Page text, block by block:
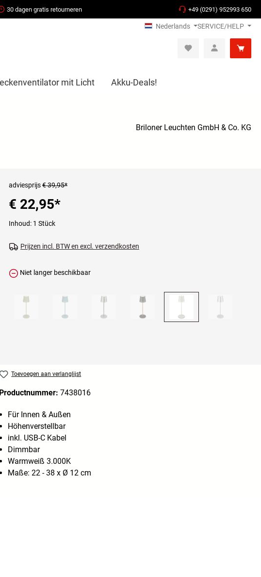
30 dagen gratis retourneren +49 (0291) 952993 650
Nederlands SERVICE/HELP
mit Licht Akku-Deals!
Briloner Leuchten GmbH & Co. KG
adviesprijs€ 39,95*
€ 22,95*
Inhoud: 1 Stück
Prijzen incl. BTW en excl. verzendkosten
Niet langer beschikbaar
Toevoegen aan verlanglijst
Productnummer: 7438016
Für Innen & Außen
Höhenverstellbar
inkl. USB-C Kabel
Dimmbar
Warmweiß 3.000K
Maße: 22 - 38 x Ø 12 cm